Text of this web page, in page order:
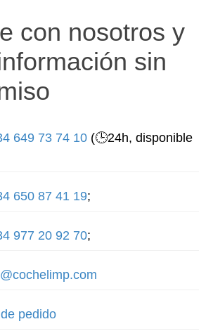
con nosotros y
sin
649 73 74 10 (🕒24h, disponible
650 87 41 19;
977 20 92 70;
pedido